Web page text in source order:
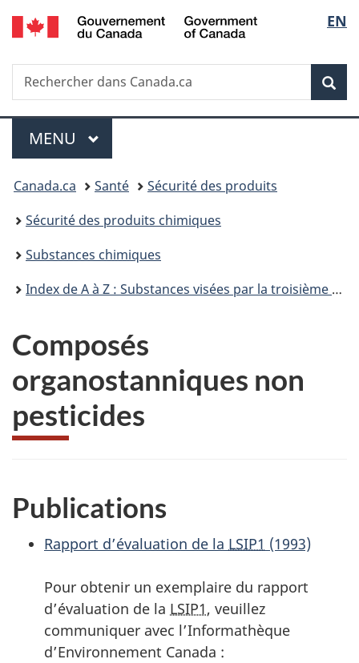
Passer
au
principal
Passer
à
Au
du
Passer
à
version
simplifiée
de
la
EN
Recherche
Rechercher
dans
Menu
MENU PRINCIPAL
Vous
êtes
ici :
Canada.ca Santé
Sécurité des produits
Sécurité des produits chimiques
Substances chimiques
Index de A à Z : Substances visées par la troisième phase du Plan de gestion des produits chimiques
Composés
organostanniques non
pesticides
Publications
Rapport d’évaluation de la LSIP1 (1993)
Pour obtenir un exemplaire du rapport
d’évaluation de la LSIP1, veuillez
communiquer avec l’Informathèque
d’Environnement Canada :